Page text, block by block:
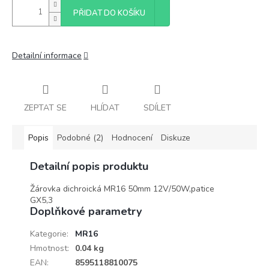
PŘIDAT DO KOŠÍKU
Detailní informace
ZEPTAT SE HLÍDAT SDÍLET
Popis Podobné (2) Hodnocení Diskuze
Detailní popis produktu
Žárovka dichroická MR16 50mm 12V/50W,patice
GX5,3
Doplňkové parametry
Kategorie:
MR16
Hmotnost:
0.04 kg
EAN: 8595118810075